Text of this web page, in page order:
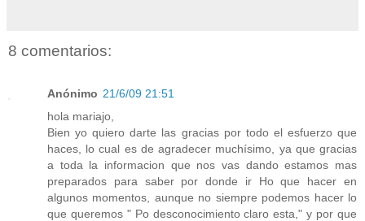
8 comentarios:
Anónimo 21/6/09 21:51
hola mariajo,
Bien yo quiero darte las gracias por todo el esfuerzo que
haces, lo cual es de agradecer muchísimo, ya que gracias
a toda la informacion que nos vas dando estamos mas
preparados para saber por donde ir Ho que hacer en
algunos momentos, aunque no siempre podemos hacer lo
que queremos " Po desconocimiento claro esta," y por que